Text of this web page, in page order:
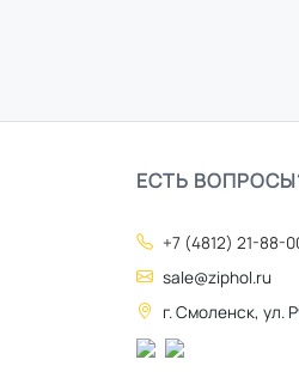
ЕСТЬ
+7 (4812) 21-88-
sale@ziphol.ru
г. Смоленск, ул.